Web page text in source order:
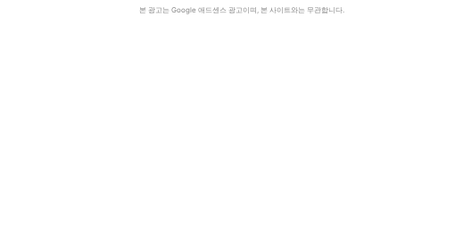
본 광고는 Google 애드센스 광고이며, 본 사이트와는 무관합니다.